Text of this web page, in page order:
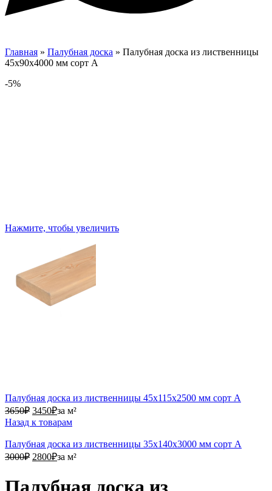
Главная » Палубная доска » Палубная доска из лиственницы
45х90х4000 мм сорт А
-5%
Нажмите, чтобы увеличить
Палубная доска из лиственницы 45х115х2500 мм сорт А
3650₽ 3650₽.
3450₽3450₽.
за м²
Назад к товарам
Палубная доска из лиственницы 35х140х3000 мм сорт А
3000₽ 3000₽.
2800₽2800₽.
за м²